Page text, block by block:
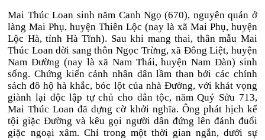
Mai Thúc Loan sinh năm Canh Ngọ (670), nguyên quán ở
làng Mai Phụ, huyện Thiên Lộc (nay là xã Mai Phụ, huyện
Lộc Hà, tỉnh Hà Tĩnh). Sau khi mang thai, thân mẫu Mai
Thúc Loan dời sang thôn Ngọc Trừng, xã Đông Liệt, huyện
Nam Đường (nay là xã Nam Thái, huyện Nam Đàn) sinh
sống. Chứng kiến cảnh nhân dân lầm than bởi các chính
sách đô hộ hà khắc, bóc lột của nhà Đường, với khát vọng
giành lại độc lập tự chủ cho dân tộc, năm Quý Sửu 713,
Mai Thúc Loan đã dựng cờ khởi nghĩa. Ông phát hịch kể
tội giặc Đường và kêu gọi người dân đứng lên đánh đuổi
giặc ngoại xâm. Chỉ trong một thời gian ngắn, dưới sự